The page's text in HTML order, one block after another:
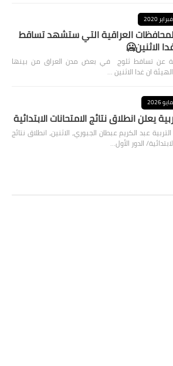
العراقية التي ستشهد تساقط
الاثنين🥶
عن تساقط ثلوج في بعض مدن العراق من بينها
يعلن انطلاق نتائج الامتحانات الابتدائية
عبد الكريم عبطان الجبوري، الاثنين، انطلاق نتائج
الدور الأول…